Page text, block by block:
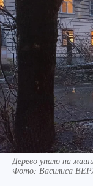
Дерево упало на
Фото: Василиса